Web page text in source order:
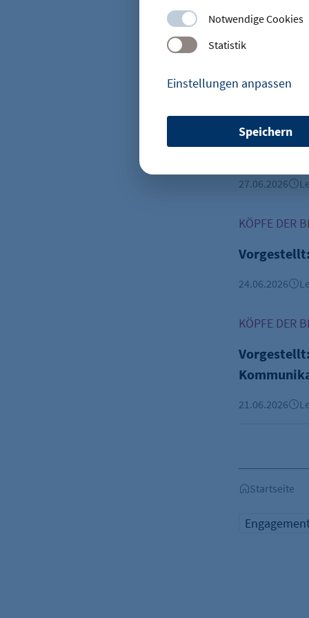
Notwendige Cookies
Statistik
Einstellungen anpassen
etracker Sitzungs-Cookie
Name:
Cookie Laufzeit:
Speichern
Die
Vorgestellt:
KÖPFE DER
27.06.2026
KÖPFE DER
24.06.2026
KÖPFE DER
21.06.2026
Startseite